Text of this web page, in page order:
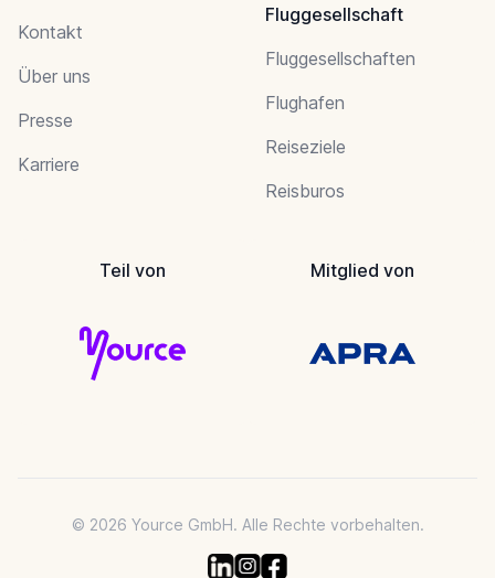
Kontakt
Über uns
Presse
Karriere
Fluggesellschaft
Fluggesellschaften
Flughafen
Reiseziele
Reisburos
Teil von Mitglied von
© 2026 Yource GmbH. Alle Rechte vorbehalten.